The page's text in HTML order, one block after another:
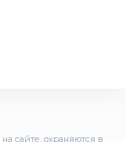
сайте, охраняются в